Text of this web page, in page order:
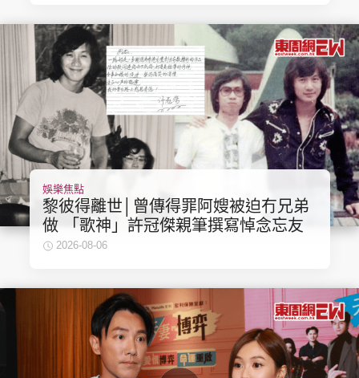
娛樂焦點
黎彼得離世│曾傳得罪阿嫂被迫冇兄弟
做 「歌神」許冠傑親筆撰寫悼念忘友
2026-08-06